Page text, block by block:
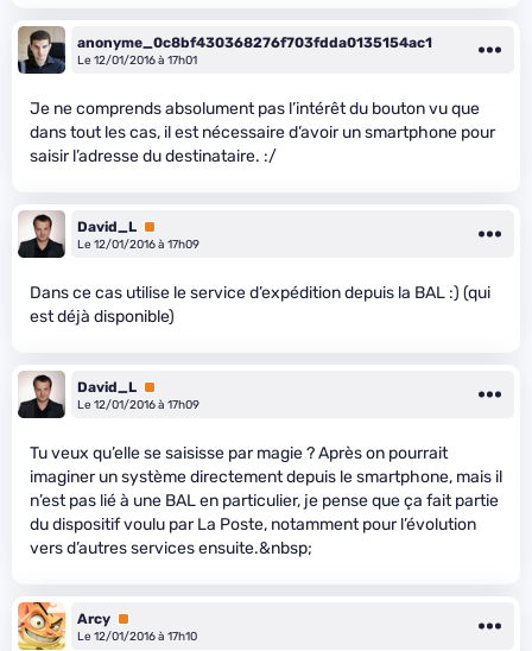
anonyme_0c8bf430368276f703fdda0135154ac1
Le 12/01/2016 à 17h01
Je ne comprends absolument pas l’intérêt du bouton vu que
dans tout les cas, il est nécessaire d’avoir un smartphone pour
saisir l’adresse du destinataire. :/
David_L Premium
Le 12/01/2016 à 17h09
Dans ce cas utilise le service d’expédition depuis la BAL :) (qui
est déjà disponible)
David_L Premium
Le 12/01/2016 à 17h09
Tu veux qu’elle se saisisse par magie ? Après on pourrait
imaginer un système directement depuis le smartphone, mais il
n’est pas lié à une BAL en particulier, je pense que ça fait partie
du dispositif voulu par La Poste, notamment pour l’évolution
vers d’autres services ensuite.&nbsp;
Arcy Premium
Le 12/01/2016 à 17h10